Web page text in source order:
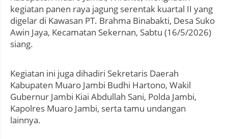
kegiatan panen raya jagung serentak kuartal II yang
digelar di Kawasan PT. Brahma Binabakti, Desa Suko
Awin Jaya, Kecamatan Sekernan, Sabtu (16/5/2026)
siang.
Kegiatan ini juga dihadiri Sekretaris Daerah
Kabupaten Muaro Jambi Budhi Hartono, Wakil
Gubernur Jambi Kiai Abdullah Sani, Polda Jambi,
Kapolres Muaro Jambi, serta tamu undangan
lainnya.